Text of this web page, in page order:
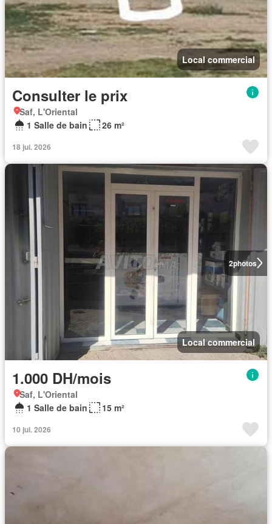
Local commercial
Consulter le prix
Saf, L'Oriental
1 Salle de bain
26 m²
18 jui. 2026
2photos
Local commercial
1.000 DH/mois
Saf, L'Oriental
1 Salle de bain
15 m²
10 jui. 2026